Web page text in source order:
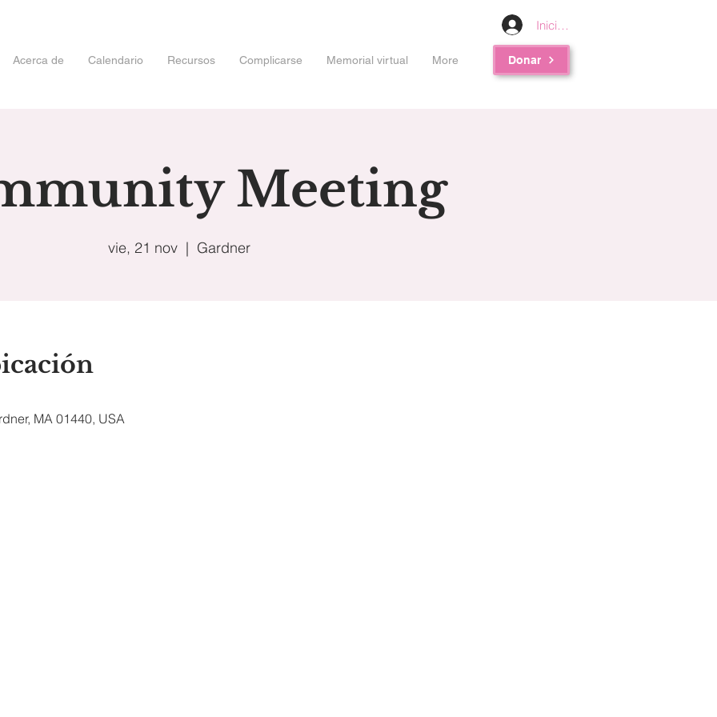
Iniciar sesión
Acerca de Calendario Recursos Complicarse Memorial virtual More Donar
Meeting
vie, 21 nov
  |
Gardner
MA 01440, USA